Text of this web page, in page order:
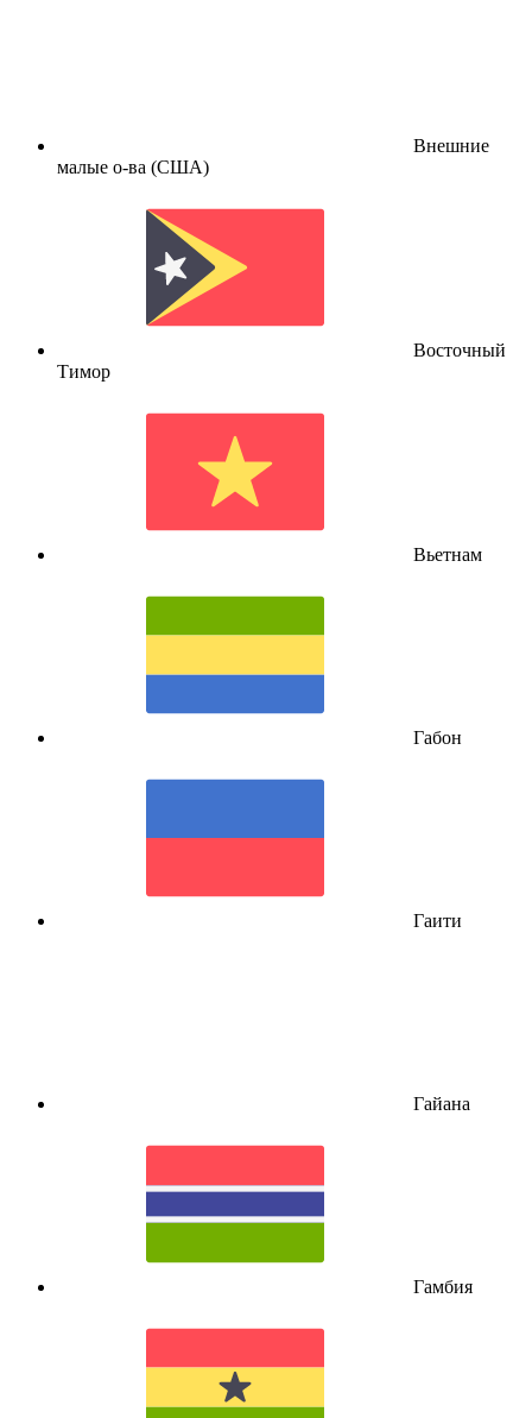
Внешние
малые о-ва (США)
Восточный
Тимор
Вьетнам
Габон
Гаити
Гайана
Гамбия